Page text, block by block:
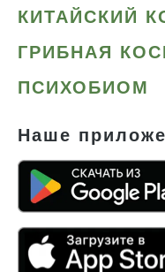
КИТАЙСКИЙ
ГРИБНАЯ
ПСИХОБИОМ
Наше